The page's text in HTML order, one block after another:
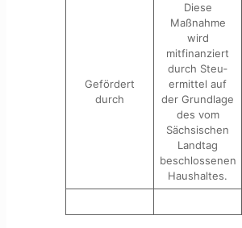
Gefördert
durch
Diese
Maßnahme
wird
mitfinanziert
durch Steu­
ermittel auf
der Grundlage
des vom
Sächsischen
Landtag
beschlossenen
Haushaltes.